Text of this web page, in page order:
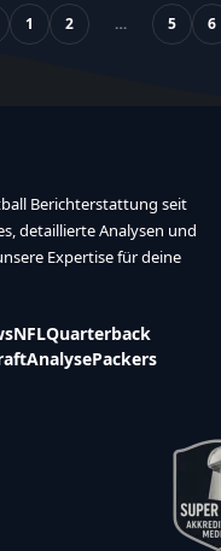
1 2 … 5 6
Berichterstattung seit
detaillierte Analysen und
Expertise für deine
NFLQuarterback
AnalysePackers